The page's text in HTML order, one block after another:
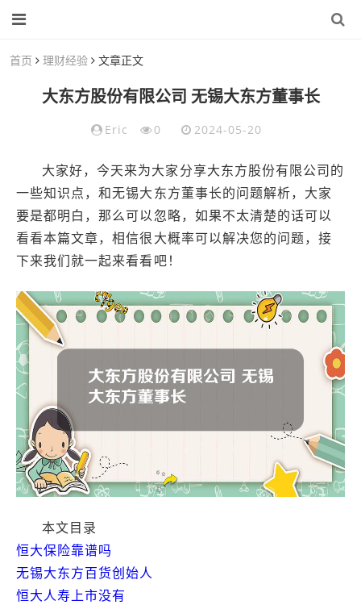
首页 理财经验 文章正文
大东方股份有限公司 无锡大东方董事长
Eric 0 2024-05-20
大家好，今天来为大家分享大东方股份有限公司的
一些知识点，和无锡大东方董事长的问题解析，大家
要是都明白，那么可以忽略，如果不太清楚的话可以
看看本篇文章，相信很大概率可以解决您的问题，接
下来我们就一起来看看吧！
本文目录
恒大保险靠谱吗
无锡大东方百货创始人
恒大人寿上市没有